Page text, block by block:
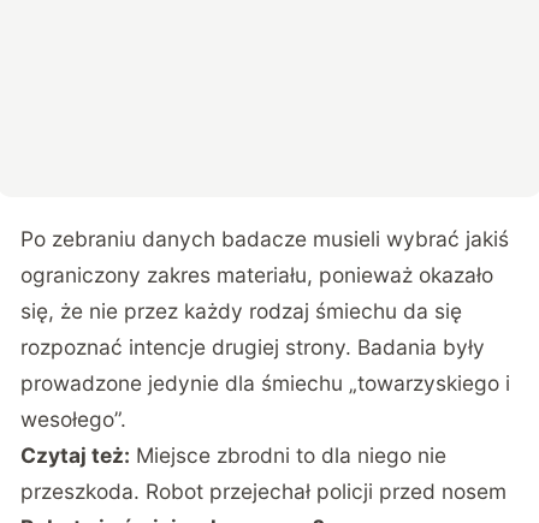
Po zebraniu danych badacze musieli wybrać jakiś
ograniczony zakres materiału, ponieważ okazało
się, że nie przez każdy rodzaj śmiechu da się
rozpoznać intencje drugiej strony. Badania były
prowadzone jedynie dla śmiechu „towarzyskiego i
wesołego”.
Czytaj też: Miejsce zbrodni to dla niego nie
przeszkoda. Robot przejechał policji przed nosem